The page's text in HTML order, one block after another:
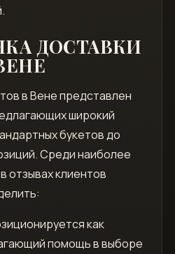
ДОСТАВКИ
в Вене представлен
широкий
букетов до
Среди наиболее
отзывах клиентов
как
помощь в выборе